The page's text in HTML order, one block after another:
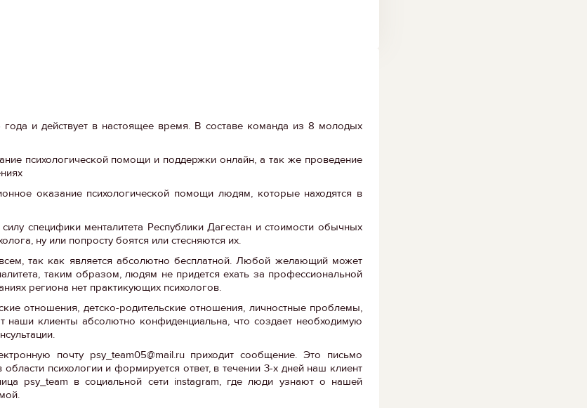
и действует в настоящее время. В составе команда из 8 молодых
психологической помощи и поддержки онлайн, а так же проведение
оказание психологической помощи людям, которые находятся в
специфики менталитета Республики Дагестан и стоимости обычных
ну или попросту боятся или стесняются их.
так как является абсолютно бесплатной. Любой желающий может
таким образом, людям не придется ехать за профессиональной
региона нет практикующих психологов.
отношения, детско-родительские отношения, личностные проблемы,
клиенты абсолютно конфиденциальна, что создает необходимую
почту psy_team05@mail.ru приходит сообщение. Это письмо
психологии и формируется ответ, в течении 3-х дней наш клиент
psy_team в социальной сети instagram, где люди узнают о нашей